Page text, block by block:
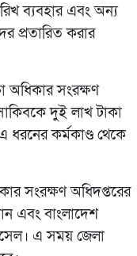
ব্যবহার এবং অন্য
প্রতারিত করার
সংরক্ষণ
দুই লাখ টাকা
কর্মকাণ্ড থেকে
সংরক্ষণ অধিদপ্তরের
এবং বাংলাদেশ
এ সময় জেলা